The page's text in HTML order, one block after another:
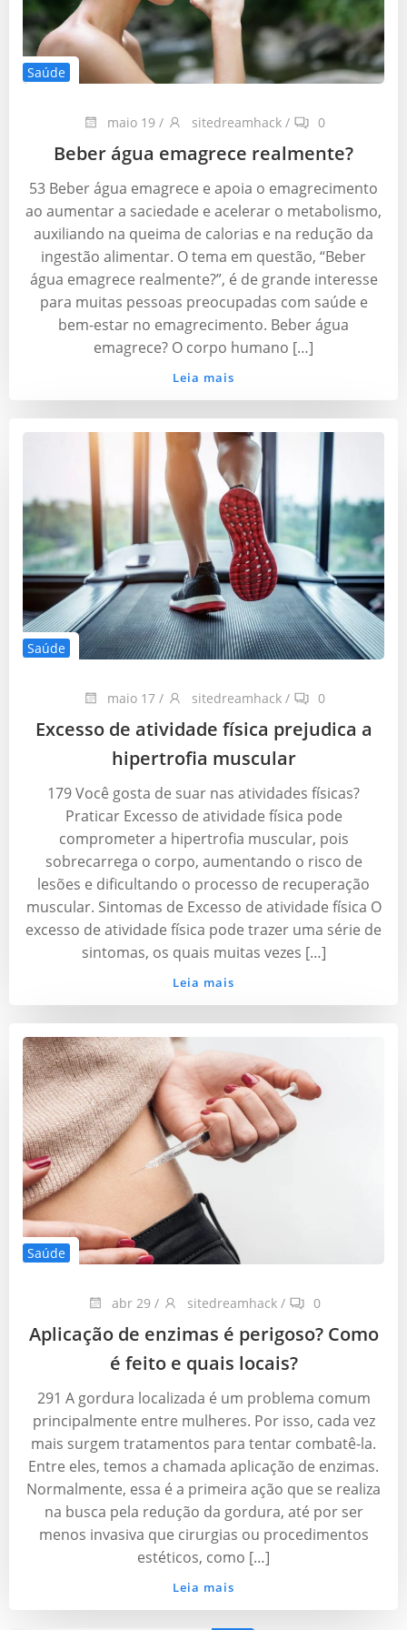
Saúde
maio 19 / sitedreamhack / 0
Beber água emagrece realmente?
53 Beber água emagrece e apoia o emagrecimento
ao aumentar a saciedade e acelerar o metabolismo,
auxiliando na queima de calorias e na redução da
ingestão alimentar. O tema em questão, “Beber
água emagrece realmente?”, é de grande interesse
para muitas pessoas preocupadas com saúde e
bem-estar no emagrecimento. Beber água
emagrece? O corpo humano […]
Leia mais
Saúde
maio 17 / sitedreamhack / 0
Excesso de atividade física prejudica a
hipertrofia muscular
179 Você gosta de suar nas atividades físicas?
Praticar Excesso de atividade física pode
comprometer a hipertrofia muscular, pois
sobrecarrega o corpo, aumentando o risco de
lesões e dificultando o processo de recuperação
muscular. Sintomas de Excesso de atividade física O
excesso de atividade física pode trazer uma série de
sintomas, os quais muitas vezes […]
Leia mais
Saúde
abr 29 / sitedreamhack / 0
Aplicação de enzimas é perigoso? Como
é feito e quais locais?
291 A gordura localizada é um problema comum
principalmente entre mulheres. Por isso, cada vez
mais surgem tratamentos para tentar combatê-la.
Entre eles, temos a chamada aplicação de enzimas.
Normalmente, essa é a primeira ação que se realiza
na busca pela redução da gordura, até por ser
menos invasiva que cirurgias ou procedimentos
estéticos, como […]
Leia mais